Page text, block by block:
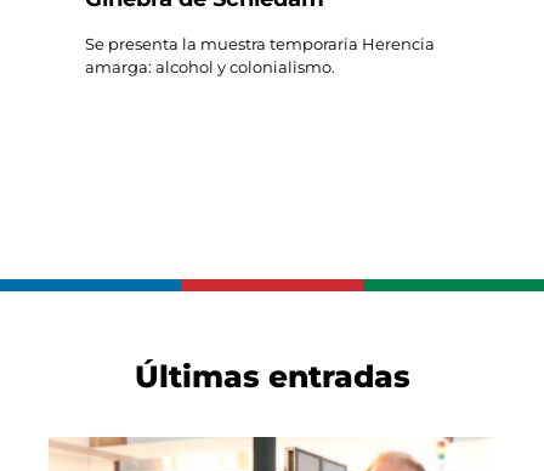
Se presenta la muestra temporaria Herencia
amarga: alcohol y colonialismo.
Últimas entradas